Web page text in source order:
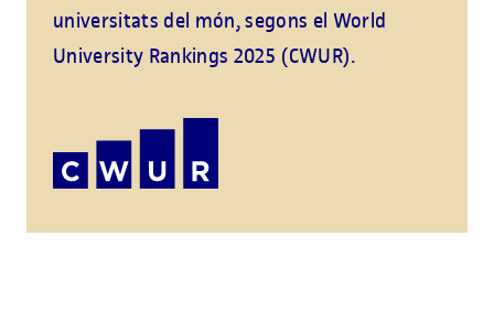
universitats del món, segons el World
University Rankings 2025 (CWUR).